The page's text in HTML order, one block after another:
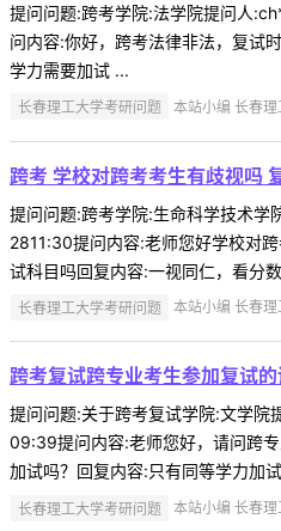
提问问题:跨考学院:法学院提问人
问内容:你好，跨考法律非法，复试
学力需要加试 ...
长春理工大学考研问题 本站小编 长春
跨考 学校对跨考考生有歧视吗
提问问题:跨考学院:生命科学技术
2811:30提问内容:老师您好学校对
试科目吗回复内容:一视同仁，看分
长春理工大学考研问题 本站小编 长春
跨考复试跨专业考生参加复试
提问问题:关于跨考复试学院:文学
09:39提问内容:老师您好，请问跨
加试吗？回复内容:只有同等学力加
长春理工大学考研问题 本站小编 长春